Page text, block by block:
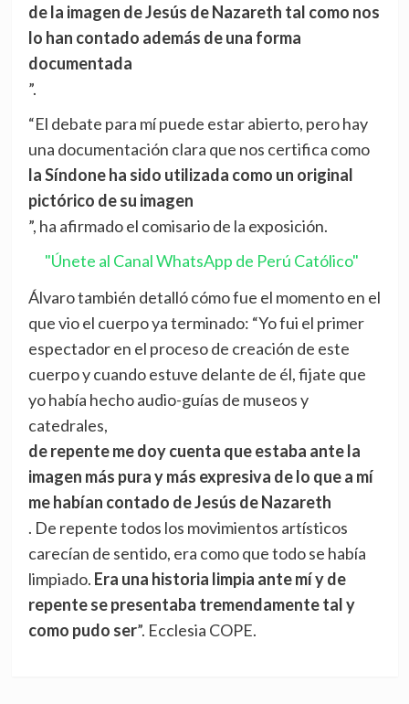
de la imagen de Jesús de Nazareth tal como nos
lo han contado además de una forma
documentada
”.
“El debate para mí puede estar abierto, pero hay
una documentación clara que nos certifica como
la Síndone ha sido utilizada como un original
pictórico de su imagen
”, ha afirmado el comisario de la exposición.
"Únete al Canal WhatsApp de Perú Católico"
Álvaro también detalló cómo fue el momento en el
que vio el cuerpo ya terminado: “Yo fui el primer
espectador en el proceso de creación de este
cuerpo y cuando estuve delante de él, fijate que
yo había hecho audio-guías de museos y
catedrales,
de repente me doy cuenta que estaba ante la
imagen más pura y más expresiva de lo que a mí
me habían contado de Jesús de Nazareth
. De repente todos los movimientos artísticos
carecían de sentido, era como que todo se había
limpiado. Era una historia limpia ante mí y de
repente se presentaba tremendamente tal y
como pudo ser”. Ecclesia COPE.